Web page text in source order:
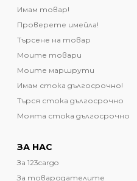
Имам товар!
Проверете имейла!
Търсене на товар
Моите товари
Моите маршрути
Имам стока дългосрочно!
Търся стока дългосрочно
Моята стока дългосрочно
ЗА НАС
За 123cargo
За товародателите